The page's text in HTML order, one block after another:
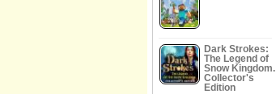
Dark Strokes:
The Legend of
Snow Kingdom.
Collector's
Edition